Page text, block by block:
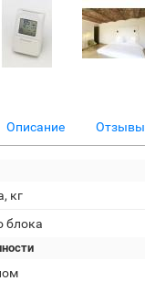
Описание Отзывы
кг
блока